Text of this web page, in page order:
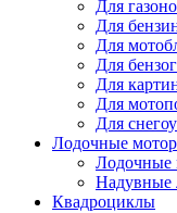
Для
Для
Для
Для
Для
Для
Для
Лодочные
Лодочные
Надувные
Квадроциклы